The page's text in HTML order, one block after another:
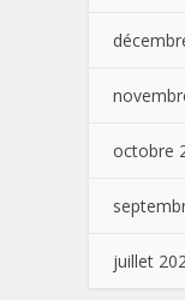
octobre
juillet